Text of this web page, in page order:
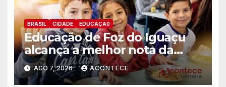
BRASIL CIDADE EDUCAÇÃ0
Educação de Foz do Iguaçu
alcança a melhor nota da
história no IDEB
AGO 7, 2026 ACONTECE